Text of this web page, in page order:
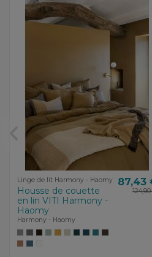
Linge de lit Harmony - Haomy
Housse de couette
en lin VITI Harmony -
Haomy
Harmony - Haomy
87,43